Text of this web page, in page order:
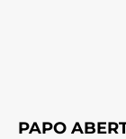
PAPO